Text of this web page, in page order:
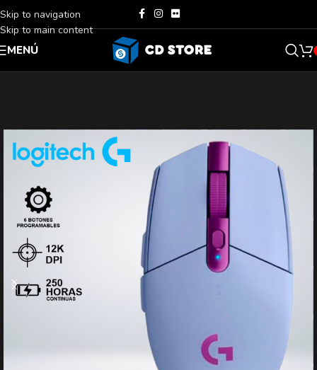
Skip to navigation
Skip to main content
MENÚ